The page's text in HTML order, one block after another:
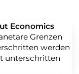
Economics
Grenzen
werden
unterschritten